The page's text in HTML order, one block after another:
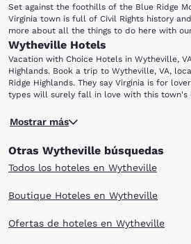
Set against the foothills of the Blue Ridge
Virginia town is full of Civil Rights history
more about all the things to do here with
Wytheville Hotels
Vacation with Choice Hotels in Wytheville,
Highlands. Book a trip to Wytheville, VA,
Ridge Highlands. They say Virginia is for
types will surely fall in love with this town's
Trail to music lovers coming for the annual
To learn more about the area’s past, visit the
Named after Thomas Jefferson Boyd (who
photographs and exhibits that showcase
home to the Edith Bolling Wilson Birthplace
who has been called “The Secret President”
affairs and governmental details following
Mostrar más
Otras Wytheville búsquedas
Todos los hoteles en Wytheville
Boutique Hoteles en Wytheville
Ofertas de hoteles en Wytheville